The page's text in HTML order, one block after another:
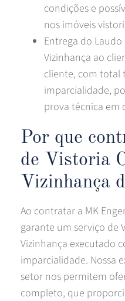
condições e
nos imóveis
Entrega do
Vizinhança ao
cliente, com total
imparcialidade,
prova técnica em
Por que
de Vistoria
Vizinhança
Ao contratar a MK
garante um serviço de
Vizinhança executado
imparcialidade. Nossa
setor nos permitem
completo, que